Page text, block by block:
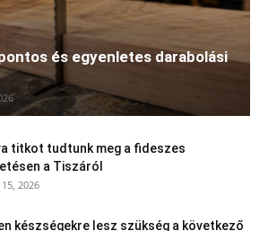
és egyenletes darabolási
titkot tudtunk meg a fideszes
a Tiszáról
2026
készségekre lesz szükség a következő